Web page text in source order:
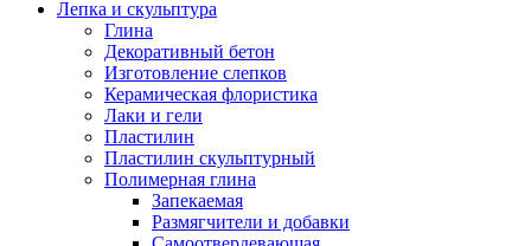
Лепка и скульптура
Глина
Декоративный бетон
Изготовление слепков
Керамическая флористика
Лаки и гели
Пластилин
Пластилин скульптурный
Полимерная глина
Запекаемая
Размягчители и добавки